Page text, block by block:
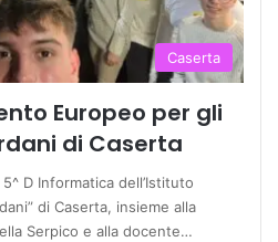
Caserta
Europeo per gli
di Caserta
D Informatica dell’Istituto
di Caserta, insieme alla
Serpico e alla docente…